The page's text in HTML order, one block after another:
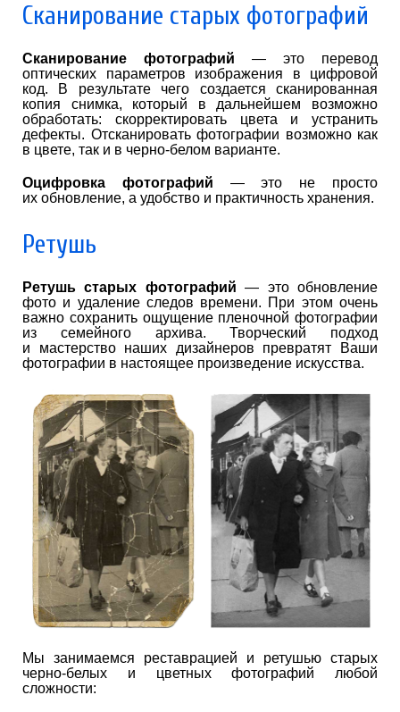
Сканирование старых фотографий
Сканирование фотографий — это перевод
оптических параметров изображения в цифровой
код. В результате чего создается сканированная
копия снимка, который в дальнейшем возможно
обработать: скорректировать цвета и устранить
дефекты. Отсканировать фотографии возможно как
в цвете, так и в черно-белом варианте.
Оцифровка фотографий — это не просто
их обновление, а удобство и практичность хранения.
Ретушь
Ретушь старых фотографий — это обновление
фото и удаление следов времени. При этом очень
важно сохранить ощущение пленочной фотографии
из семейного архива. Творческий подход
и мастерство наших дизайнеров превратят Ваши
фотографии в настоящее произведение искусства.
Мы занимаемся реставрацией и ретушью старых
черно-белых и цветных фотографий любой
сложности: